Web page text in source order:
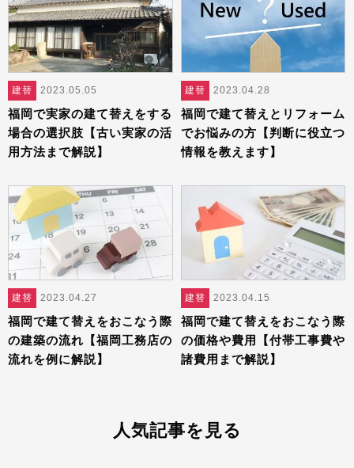
建替 2023.05.05
福岡で実家の建て替えをする
場合の選択肢【古い実家の活
用方法まで解説】
建替 2023.04.28
福岡で建て替えとリフォーム
でお悩みの方【判断に役立つ
情報を教えます】
建替 2023.04.27
福岡で建て替えをおこなう際
の建築の流れ【福岡工務店の
流れを例に解説】
建替 2023.04.15
福岡で建て替えをおこなう際
の価格や費用【付帯工事費や
諸費用まで解説】
人気記事を見る